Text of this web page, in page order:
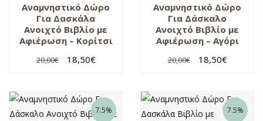
Αναμνηστικό Δώρο
Για Δασκάλα
Ανοιχτό Βιβλίο με
Αφιέρωση – Κορίτσι
20,00€ 18,50€
Αναμνηστικό Δώρο
Για Δάσκαλο
Ανοιχτό Βιβλίο με
Αφιέρωση – Αγόρι
20,00€ 18,50€
7.5% 7.5%